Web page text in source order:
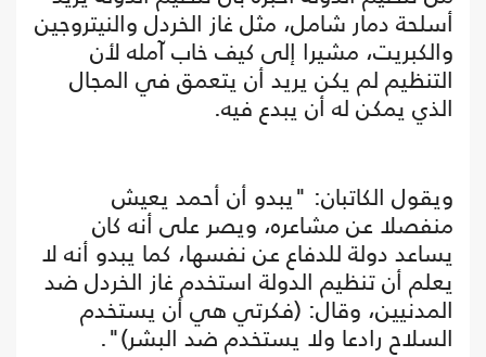
أسلحة دمار شامل، مثل غاز الخردل والنيتروجين
والكبريت، مشيرا إلى كيف خاب آمله لأن
التنظيم لم يكن يريد أن يتعمق في المجال
الذي يمكن له أن يبدع فيه.
ويقول الكاتبان: "يبدو أن أحمد يعيش
منفصلا عن مشاعره، ويصر على أنه كان
يساعد دولة للدفاع عن نفسها، كما يبدو أنه لا
يعلم أن تنظيم الدولة استخدم غاز الخردل ضد
المدنيين، وقال: (فكرتي هي أن يستخدم
السلاح رادعا ولا يستخدم ضد البشر)".